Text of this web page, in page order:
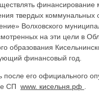
твердых коммунальных
Волховского
на эти цели в
образования
финансовый год.
его официального
СП www. кисельня.рф